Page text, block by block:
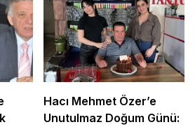
Hacı Mehmet Özer’e
Unutulmaz Doğum Günü: